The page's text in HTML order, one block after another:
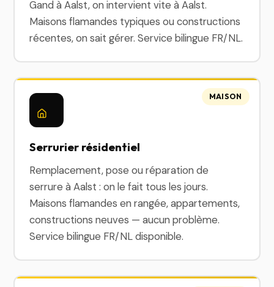
Gand à Aalst, on intervient vite à Aalst.
Maisons flamandes typiques ou constructions
récentes, on sait gérer. Service bilingue FR/NL.
Serrurier résidentiel
Remplacement, pose ou réparation de
serrure à Aalst : on le fait tous les jours.
Maisons flamandes en rangée, appartements,
constructions neuves — aucun problème.
Service bilingue FR/NL disponible.
MAISON